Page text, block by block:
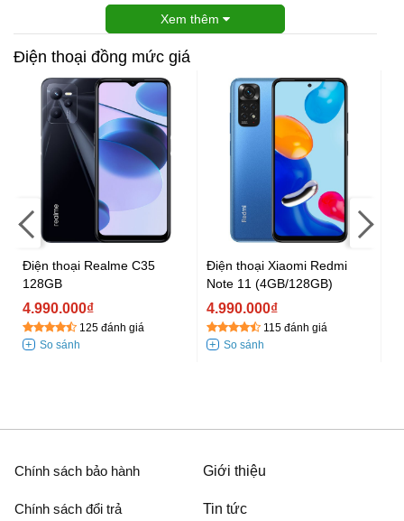
Xem thêm
Điện thoại đồng mức giá
Điện thoại Realme C35
128GB
4.990.000₫
125 đánh giá
Điện thoại Xiaomi Redmi
Note 11 (4GB/128GB)
4.990.000₫
115 đánh giá
Chính sách bảo hành
Chính sách đổi trả
Giới thiệu
Tin tức